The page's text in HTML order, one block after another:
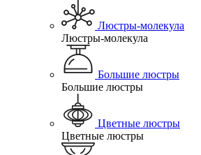
Люстры-молекула
Люстры-молекула
Большие люстры
Большие люстры
Цветные люстры
Цветные люстры